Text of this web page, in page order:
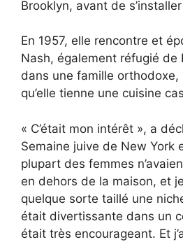
Brooklyn, avant de
En 1957, elle rencontre et
Nash, également réfugié de
dans une famille orthodoxe,
qu’elle tienne une cuisine
« C’était mon intérêt », a
Semaine juive de New York
plupart des femmes
en dehors de la maison, et
quelque sorte taillé une
était divertissante dans un
était très encourageant. Et